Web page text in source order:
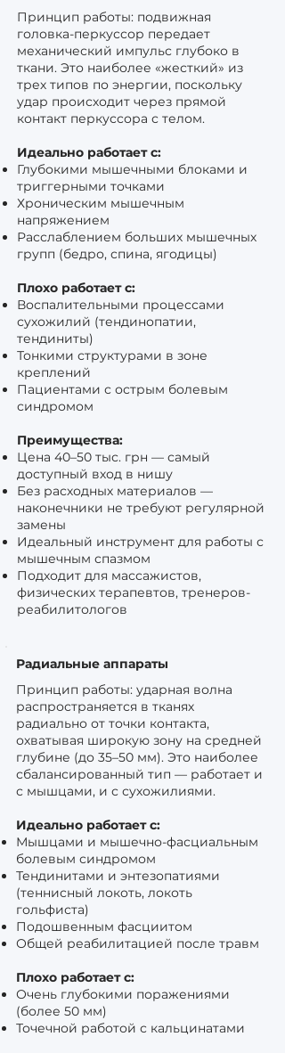
Принцип работы: подвижная
головка-перкуссор передает
механический импульс глубоко в
ткани. Это наиболее «жесткий» из
трех типов по энергии, поскольку
удар происходит через прямой
контакт перкуссора с телом.
Идеально работает с:
Глубокими мышечными блоками и
триггерными точками
Хроническим мышечным
напряжением
Расслаблением больших мышечных
групп (бедро, спина, ягодицы)
Плохо работает с:
Воспалительными процессами
сухожилий (тендинопатии,
тендиниты)
Тонкими структурами в зоне
креплений
Пациентами с острым болевым
синдромом
Преимущества:
Цена 40–50 тыс. грн — самый
доступный вход в нишу
Без расходных материалов —
наконечники не требуют регулярной
замены
Идеальный инструмент для работы с
мышечным спазмом
Подходит для массажистов,
физических терапевтов, тренеров-
реабилитологов
Радиальные аппараты
Принцип работы: ударная волна
распространяется в тканях
радиально от точки контакта,
охватывая широкую зону на средней
глубине (до 35–50 мм). Это наиболее
сбалансированный тип — работает и
с мышцами, и с сухожилиями.
Идеально работает с:
Мышцами и мышечно-фасциальным
болевым синдромом
Тендинитами и энтезопатиями
(теннисный локоть, локоть
гольфиста)
Подошвенным фасциитом
Общей реабилитацией после травм
Плохо работает с:
Очень глубокими поражениями
(более 50 мм)
Точечной работой с кальцинатами